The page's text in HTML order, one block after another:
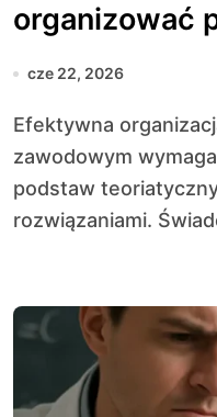
organizować
cze 22, 2026
Efektywna organizacja zadań w środowisku
zawodowym
podstaw
rozwiązaniami.